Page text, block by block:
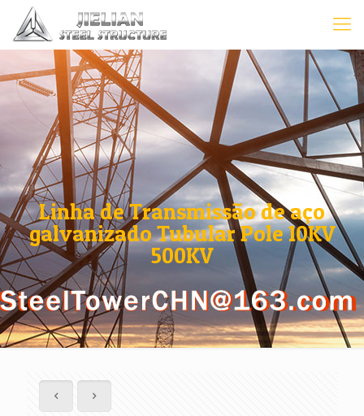
Linha de Transmissão de aço
galvanizado Tubular Pole 10KV
500KV